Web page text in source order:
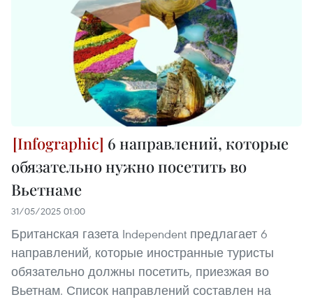
6 направлений, которые
обязательно нужно посетить во
Вьетнаме
31/05/2025 01:00
Британская газета Independent предлагает 6
направлений, которые иностранные туристы
обязательно должны посетить, приезжая во
Вьетнам. Список направлений составлен на